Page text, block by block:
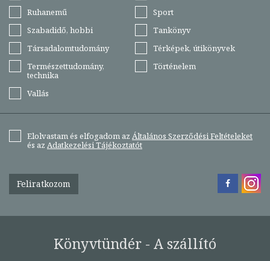
Ruhanemű
Sport
Szabadidő, hobbi
Tankönyv
Társadalomtudomány
Térképek, útikönyvek
Természettudomány,
technika
Történelem
Vallás
Elolvastam és elfogadom az Általános Szerződési Feltételeket
és az Adatkezelési Tájékoztatót
Feliratkozom
Könyvtündér - A szállító